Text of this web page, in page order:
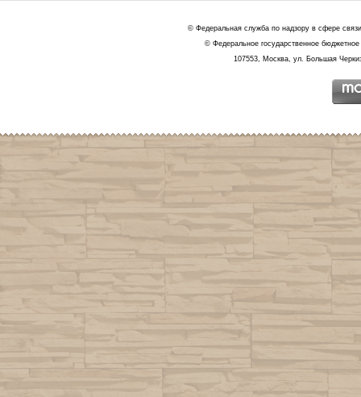
© Федеральная служба по надзору в сфере
© Федеральное государственное
107553, Москва, ул. Большая